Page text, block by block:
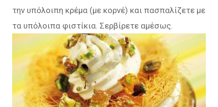
την υπόλοιπη κρέμα (με κορνέ) και πασπαλίζετε με
τα υπόλοιπα φιστίκια. Σερβίρετε αμέσως.